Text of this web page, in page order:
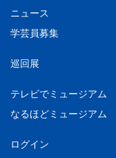
ニュース
学芸員募集
巡回展
テレビでミュージアム
なるほどミュージアム
ログイン